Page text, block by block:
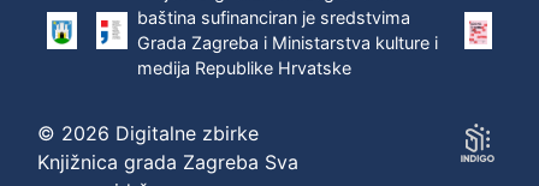
baština sufinanciran je sredstvima
Grada Zagreba i Ministarstva kulture i
medija Republike Hrvatske
© 2026 Digitalne zbirke
Knjižnica grada Zagreba Sva